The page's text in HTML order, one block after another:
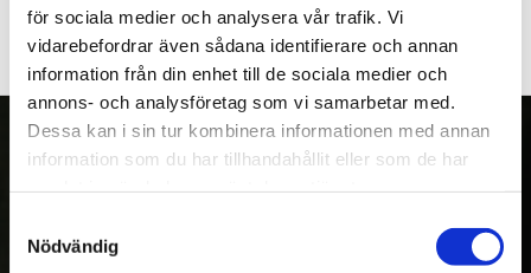
för sociala medier och analysera vår trafik. Vi
vidarebefordrar även sådana identifierare och annan
information från din enhet till de sociala medier och
annons- och analysföretag som vi samarbetar med.
Dessa kan i sin tur kombinera informationen med annan
information som du har tillhandahållit eller som de har
Nödvändig
OM OSS
Kranman AB tillverkar och säljer vagnar,